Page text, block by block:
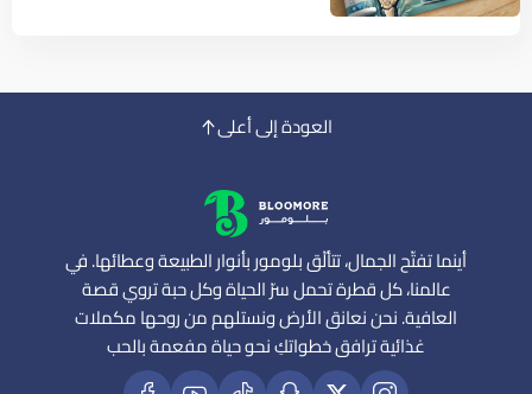
العودة إلى أعلى
أينما تفتّح الجمال، تتألّق بلومور بأنوار الطبيعة وعطائها. في
عالمنا، كل قطرة تحمل سرّ الحياة وكل حبة تروي قصة
العافية. نحن نعانق الأرض ونستلهم من روحها مكملات
غذائية ترافق خطواتكِ نحو حياة مفعمة بالحب